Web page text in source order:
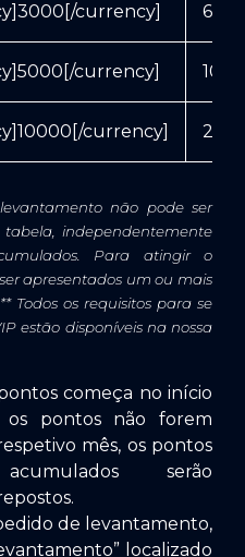
currency]
currency] 10
currency] 20
não pode ser
independentemente
Para atingir o
apresentados um ou mais
** Todos os requisitos para se
estão disponíveis na nossa
começa no início
os pontos não forem
mês, os pontos
serão
de levantamento,
localizado